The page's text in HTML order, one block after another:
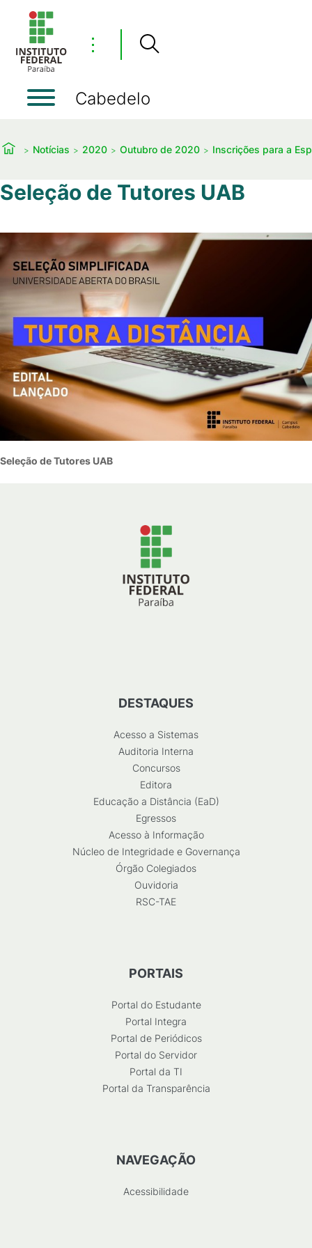
⋮
Cabedelo
Notícias 2020 Outubro de 2020 Inscrições para a
Seleção de Tutores UAB
Seleção de Tutores UAB
DESTAQUES
Acesso a Sistemas
Auditoria Interna
Concursos
Editora
Educação a Distância (EaD)
Egressos
Acesso à Informação
Núcleo de Integridade e Governança
Órgão Colegiados
Ouvidoria
RSC-TAE
PORTAIS
Portal do Estudante
Portal Integra
Portal de Periódicos
Portal do Servidor
Portal da TI
Portal da Transparência
NAVEGAÇÃO
Acessibilidade